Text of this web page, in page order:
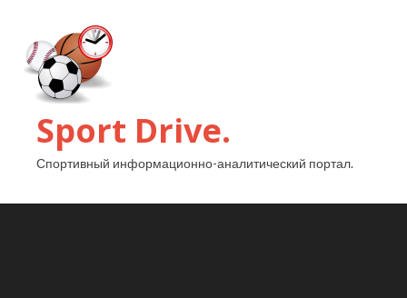
Sport Drive.
Спортивный информационно-аналитический портал.